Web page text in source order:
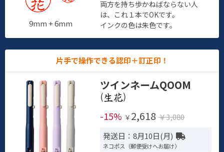
9mm + 6mm
両方を持ち歩かねばならない人
は、これ１本でOKです。
インクの色は朱色です。
片手で操作できる認印＋訂正印！
ツインネームQOOM
(
)
-15% ￥ 2,618 ￥3,080
発送日：8月10日(月)
ネコポス（郵便受けへお届け）